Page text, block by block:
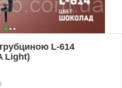
L-614
Light)